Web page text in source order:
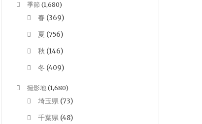
季節 (1,680)
春 (369)
夏 (756)
秋 (146)
冬 (409)
撮影地(1,680)
埼玉県 (73)
千葉県 (48)